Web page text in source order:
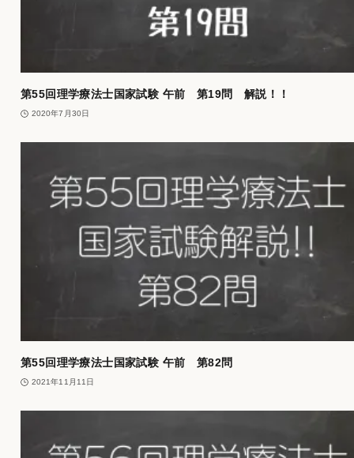
第55回理学療法士国家試験 午前 第19問 解説！！
2020年7月30日
第55回理学療法士国家試験 午前 第82問
2021年11月11日